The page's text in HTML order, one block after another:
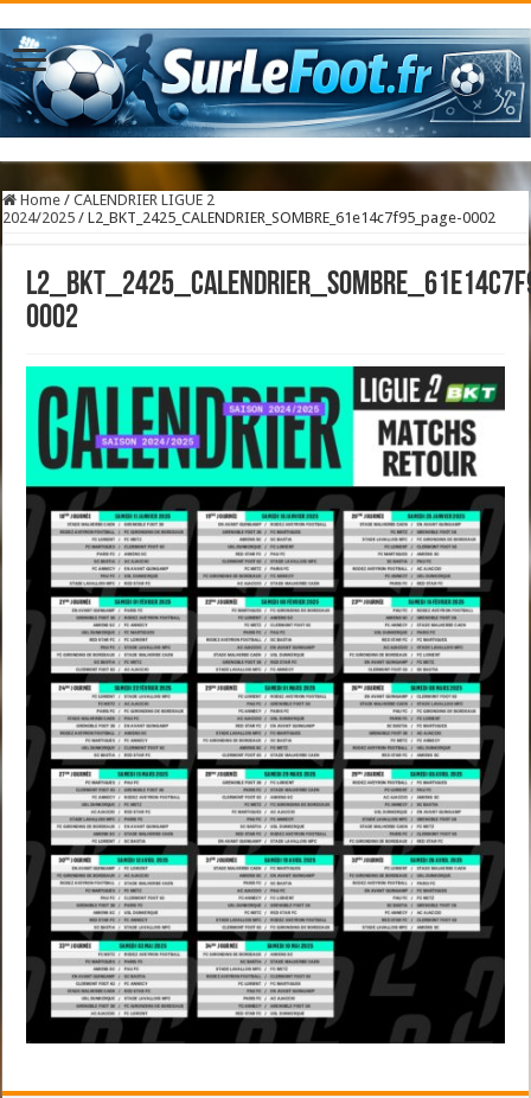
Home / CALENDRIER LIGUE 2
2024/2025 / L2_BKT_2425_CALENDRIER_SOMBRE_61e14c7f95_page-0002
0002